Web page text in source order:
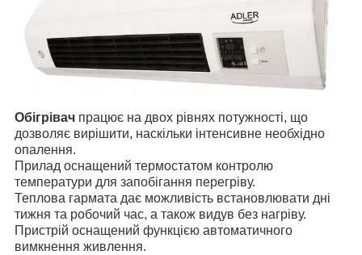
Обігрівач працює на двох рівнях потужності, що
дозволяє вирішити, наскільки інтенсивне необхідно
опалення.
Прилад оснащений термостатом контролю
температури для запобігання перегріву.
Теплова гармата дає можливість встановлювати дні
тижня та робочий час, а також видув без нагріву.
Пристрій оснащений функцією автоматичного
вимкнення живлення.